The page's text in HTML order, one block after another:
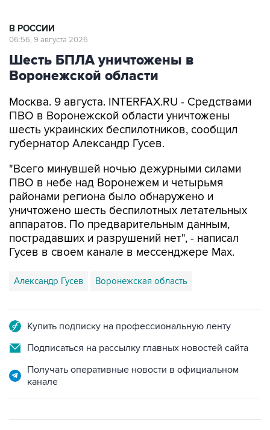
В РОССИИ
06:56, 9 августа 2026
Шесть БПЛА уничтожены в
Воронежской области
Москва. 9 августа. INTERFAX.RU - Средствами
ПВО в Воронежской области уничтожены
шесть украинских беспилотников, сообщил
губернатор Александр Гусев.
"Всего минувшей ночью дежурными силами
ПВО в небе над Воронежем и четырьмя
районами региона было обнаружено и
уничтожено шесть беспилотных летательных
аппаратов. По предварительным данным,
пострадавших и разрушений нет", - написал
Гусев в своем канале в мессенджере Max.
Александр Гусев Воронежская область
Купить подписку на профессиональную ленту
Подписаться на рассылку главных новостей сайта
Получать оперативные новости в официальном
канале